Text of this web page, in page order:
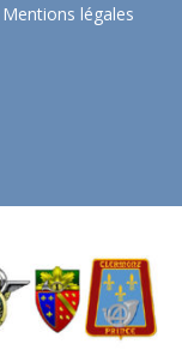
Mentions légales